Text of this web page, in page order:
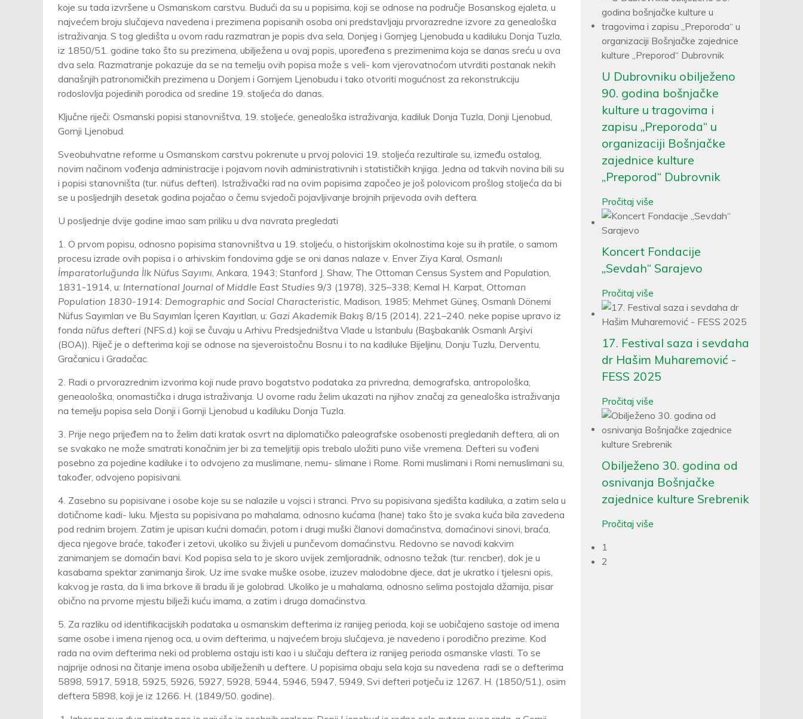
koje su tada izvršene u Osmanskom carstvu. Budući da su u popisima, koji se odnose na područje Bosanskog ejaleta, u
najvećem broju slučajeva navedena i prezimena popisanih osoba oni predstavljaju prvorazredne izvore za genealoška
istraživanja. S tog gledišta u ovom radu razmatran je popis dva sela, Donjeg i Gornjeg Ljenobuda u kadiluku Donja Tuzla,
iz 1850/51. godine tako što su prezimena, ubilježena u ovaj popis, upoređena s prezimenima koja se danas sreću u ova
dva sela. Razmatranje pokazuje da se na temelju ovih popisa može s veli- kom vjerovatnoćom utvrditi postanak nekih
današnjih patronomičkih prezimena u Donjem i Gornjem Ljenobudu i tako otvoriti mogućnost za rekonstrukciju
rodoslovlja pojedinih porodica od sredine 19. stoljeća do danas.
Ključne riječi: Osmanski popisi stanovništva, 19. stoljeće, genealoška istraživanja, kadiluk Donja Tuzla, Donji Ljenobud,
Gornji Ljenobud.
Sveobuhvatne reforme u Osmanskom carstvu pokrenute u prvoj polovici 19. stoljeća rezultirale su, između ostalog,
novim načinom vođenja administracije i pojavom novih administrativnih i statističkih knjiga. Jedna od takvih novina bili su
i popisi stanovništa (tur. nüfus defteri). Istraživački rad na ovim popisima započeo je još polovicom prošlog stoljeća da bi
se u posljednjih desetak godina pojačao o čemu svjedoči pojavljivanje brojnih prijevoda ovih deftera.
U posljednje dvije godine imao sam priliku u dva navrata pregledati
1. O prvom popisu, odnosno popisima stanovništva u 19. stoljeću, o historijskim okolnostima koje su ih pratile, o samom
procesu izrade ovih popisa i o arhivskim fondovima gdje se oni danas nalaze v. Enver Ziya Karal, Osmanlı
İmparatorluğunda İlk Nüfus Sayımı, Ankara, 1943; Stanford J. Shaw, The Ottoman Census System and Population,
1831-1914, u: International Journal of Middle East Studies 9/3 (1978), 325–338; Kemal H. Karpat, Ottoman
Population 1830-1914: Demographic and Social Characteristic, Madison, 1985; Mehmet Güneş, Osmanlı Dönemi
Nüfus Sayımları ve Bu Sayımları İçeren Kayıtları, u: Gazi Akademik Bakış 8/15 (2014), 221–240. neke popise upravo iz
fonda nüfus defteri (NFS.d.) koji se čuvaju u Arhivu Predsjedništva Vlade u Istanbulu (Başbakanlık Osmanlı Arşivi
(BOA)). Riječ je o defterima koji se odnose na sjeveroistočnu Bosnu i to na kadiluke Bijeljinu, Donju Tuzlu, Derventu,
Gračanicu i Gradačac.
2. Radi o prvorazrednim izvorima koji nude pravo bogatstvo podataka za privredna, demografska, antropološka,
geneaološka, onomastička i druga istraživanja. U ovome radu želim ukazati na njihov značaj za genealoška istraživanja
na temelju popisa sela Donji i Gornji Ljenobud u kadiluku Donja Tuzla.
3. Prije nego prijeđem na to želim dati kratak osvrt na diplomatičko paleografske osobenosti pregledanih deftera, ali on
se svakako ne može smatrati konačnim jer bi za temeljitiji opis trebalo uložiti puno više vremena. Defteri su vođeni
posebno za pojedine kadiluke i to odvojeno za muslimane, nemu- slimane i Rome. Romi muslimani i Romi nemuslimani su,
također, odvojeno popisivani.
4. Zasebno su popisivane i osobe koje su se nalazile u vojsci i stranci. Prvo su popisivana sjedišta kadiluka, a zatim sela u
dotičnome kadi- luku. Mjesta su popisivana po mahalama, odnosno kućama (hane) tako što je svaka kuća bila zavedena
pod rednim brojem. Zatim je upisan kućni domaćin, potom i drugi muški članovi domaćinstva, domaćinovi sinovi, braća,
djeca njegove braće, također i zetovi, ukoliko su živjeli u punčevom domaćinstvu. Redovno se navodi kakvim
zanimanjem se domaćin bavi. Kod popisa sela to je skoro uvijek zemljoradnik, odnosno težak (tur. rencber), dok je u
kasabama spektar zanimanja širok. Uz ime svake muške osobe, izuzev malodobne djece, dat je ukratko i tjelesni opis,
kakvog je rasta, da li ima brkove ili bradu ili je golobrad. Ukoliko je u mahalama, odnosno selima postojala džamija, pisar
obično na prvome mjestu bilježi kuću imama, a zatim i druga domaćinstva.
5. Za razliku od identifikacijskih podataka u osmanskim defterima iz ranijeg perioda, koji se uobičajeno sastoje od imena
same osobe i imena njenog oca, u ovim defterima, u najvećem broju slučajeva, je navedeno i porodično prezime. Kod
rada na ovim defterima neki od problema ostaju isti kao i u slučaju deftera iz ranijeg perioda osmanske vlasti. To se
najprije odnosi na čitanje imena osoba ubilježenih u deftere. U popisima obaju sela koja su navedena radi se o defterima
5898, 5917, 5918, 5925, 5926, 5927, 5928, 5944, 5946, 5947, 5949, Svi defteri potječu iz 1267. H. (1850/51.), osim
deftera 5898, koji je iz 1266. H. (1849/50. godine).
U Dubrovniku obilježeno
90. godina bošnjačke
kulture u tragovima i
zapisu „Preporoda“ u
organizaciji Bošnjačke
zajednice kulture
„Preporod“ Dubrovnik
Pročitaj više
Koncert Fondacije
„Sevdah“ Sarajevo
Pročitaj više
17. Festival saza i sevdaha
dr Hašim Muharemović -
FESS 2025
Pročitaj više
Obilježeno 30. godina od
osnivanja Bošnjačke
zajednice kulture Srebrenik
Pročitaj više
1
2